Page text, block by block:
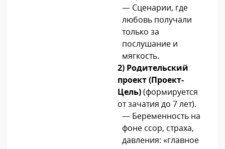
— Сценарии, где
любовь получали
только за
послушание и
мягкость.
2) Родительский
проект (Проект-
Цель)(формируется
от зачатия до 7 лет).
— Беременность на
фоне ссор, страха,
давления: «главное